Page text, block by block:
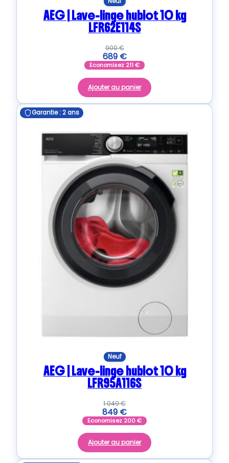
AEG | Lave-linge hublot 10 kg
LFR62E114S
900€
689 €
Economisez 211€
Ajouter au panier
Garantie : 2 ans
Neuf
AEG | Lave-linge hublot 10 kg
LFR95A116S
1 049€
849 €
Economisez 200€
Ajouter au panier